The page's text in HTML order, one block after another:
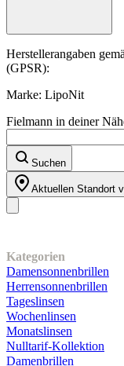
Herstellerangaben
(GPSR):
Marke: LipoNit
Fielmann in deiner
Suchen
Aktuellen Standort
Kategorien
Damensonnenbrillen
Herrensonnenbrillen
Tageslinsen
Wochenlinsen
Monatslinsen
Nulltarif-Kollektion
Damenbrillen